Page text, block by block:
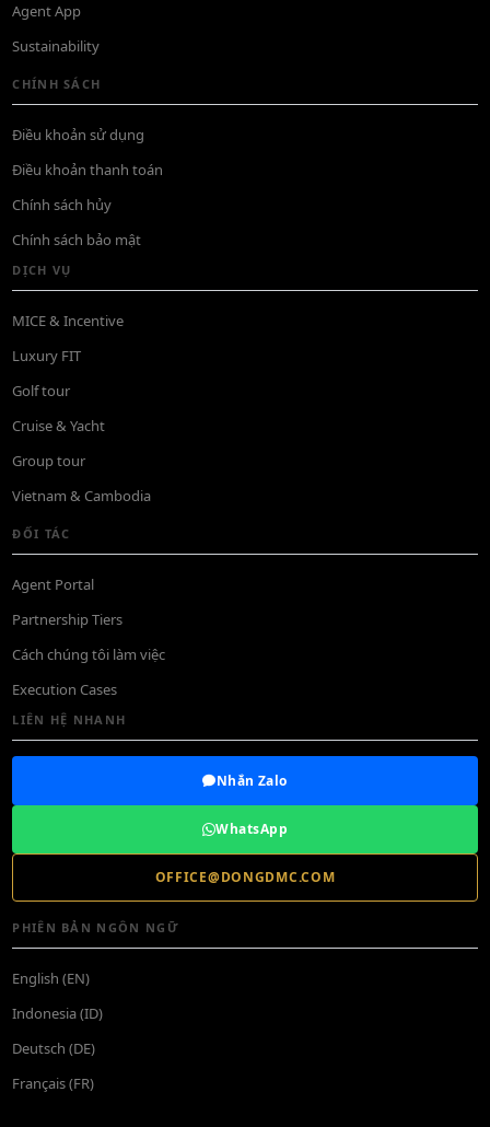
Agent App
Sustainability
CHÍNH SÁCH
Điều khoản sử dụng
Điều khoản thanh toán
Chính sách hủy
Chính sách bảo mật
DỊCH VỤ
MICE & Incentive
Luxury FIT
Golf tour
Cruise & Yacht
Group tour
Vietnam & Cambodia
ĐỐI TÁC
Agent Portal
Partnership Tiers
Cách chúng tôi làm việc
Execution Cases
LIÊN HỆ NHANH
Nhắn Zalo
WhatsApp
OFFICE@DONGDMC.COM
PHIÊN BẢN NGÔN NGỮ
English (EN)
Indonesia (ID)
Deutsch (DE)
Français (FR)